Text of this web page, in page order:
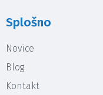
Splošno
Novice
Blog
Kontakt